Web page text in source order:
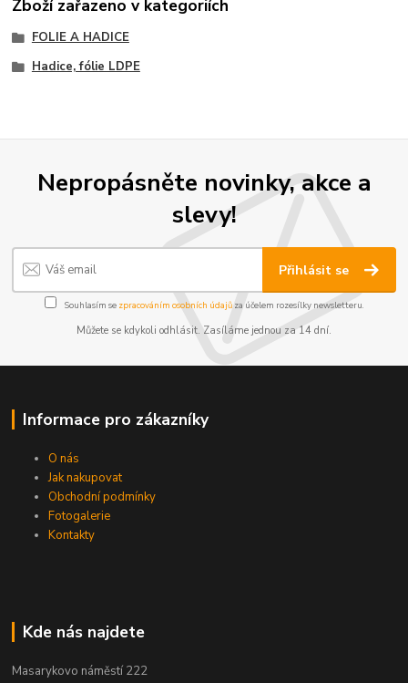
Zboží zařazeno v kategoriích
FOLIE A HADICE
Hadice, fólie LDPE
Nepropásněte novinky, akce a
slevy!
Přihlásit se
Souhlasím se zpracováním osobních údajůza účelem rozesílky newsletteru.
Můžete se kdykoli odhlásit. Zasíláme jednou za 14 dní.
Informace pro zákazníky
O nás
Jak nakupovat
Obchodní podmínky
Fotogalerie
Kontakty
Kde nás najdete
Masarykovo náměstí 222